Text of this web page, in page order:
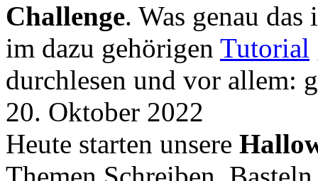
Challenge. Was genau
im dazu gehörigen Tutorial
durchlesen und vor allem:
20. Oktober 2022
Heute starten unsere